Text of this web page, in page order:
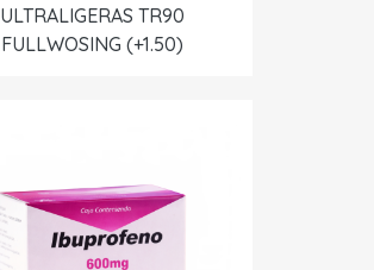
ULTRALIGERAS TR90
FULLWOSING (+1.50)